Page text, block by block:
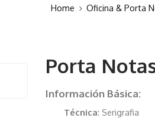
Home Oficina & Porta
Porta
Información Básica:
Técnica: Serigrafia